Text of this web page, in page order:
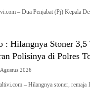
– Dua Penjabat (Pj) Kepala
: Hilangnya Stoner
Polisinya di Polres
2026
– Hilangnya stoner,